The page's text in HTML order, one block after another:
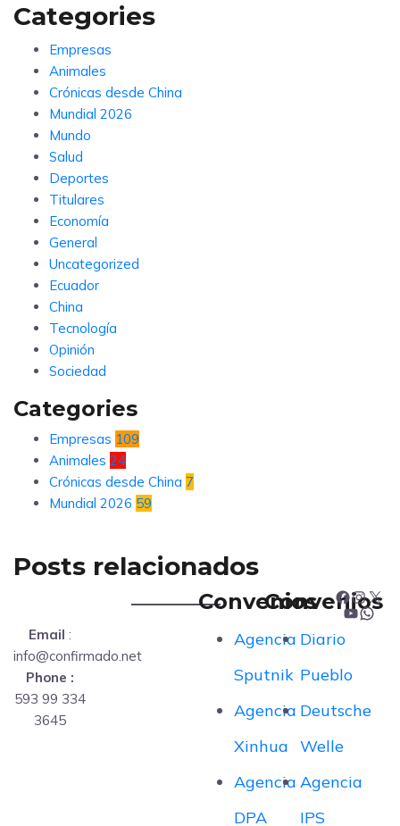
Categories
Empresas
Animales
Crónicas desde China
Mundial 2026
Mundo
Salud
Deportes
Titulares
Economía
General
Uncategorized
Ecuador
China
Tecnología
Opinión
Sociedad
Categories
Empresas 109
Animales 24
Crónicas desde China 7
Mundial 2026 59
Posts relacionados
Email :
info@confirmado.net
Phone :
593 99 334
3645
Convenios
Agencia
Sputnik
Agencia
Xinhua
Agencia
DPA
Convenios
Diario
Pueblo
Deutsche
Welle
Agencia
IPS
F
a
c
e
b
o
I
s
t
g
X
o
u